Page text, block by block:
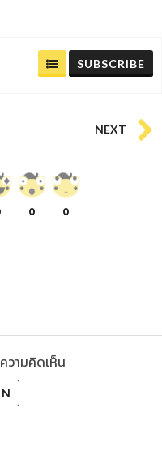
SUBSCRIBE
NEXT
0 0
วามคิดเห็น